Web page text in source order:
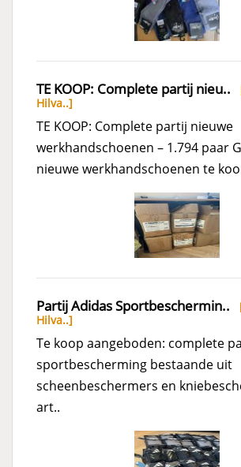
TE KOOP: Complete partij nieu..
Hilva..]
TE KOOP: Complete partij nieuwe
werkhandschoenen – 1.794 paar
nieuwe werkhandschoenen te
Partij Adidas Sportbeschermin..
Hilva..]
Te koop aangeboden: complete
sportbescherming bestaande uit
scheenbeschermers en
art..